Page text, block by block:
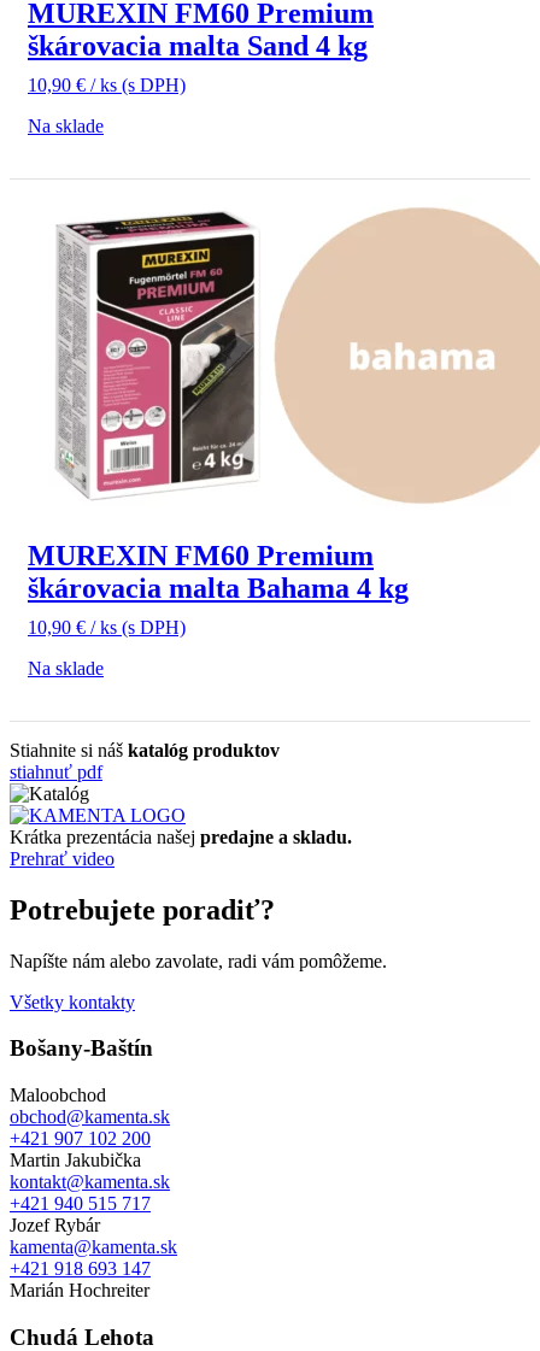
MUREXIN FM60 Premium
škárovacia malta Sand 4 kg
10,90 € / ks (s DPH)
Na sklade
MUREXIN FM60 Premium
škárovacia malta Bahama 4 kg
10,90 € / ks (s DPH)
Na sklade
Stiahnite si náš katalóg produktov
stiahnuť pdf
Krátka prezentácia našej predajne a skladu.
Prehrať video
Potrebujete poradiť?
Napíšte nám alebo zavolate, radi vám pomôžeme.
Všetky kontakty
Bošany-Baštín
Maloobchod
obchod@kamenta.sk
+421 907 102 200
Martin Jakubička
kontakt@kamenta.sk
+421 940 515 717
Jozef Rybár
kamenta@kamenta.sk
+421 918 693 147
Marián Hochreiter
Chudá Lehota